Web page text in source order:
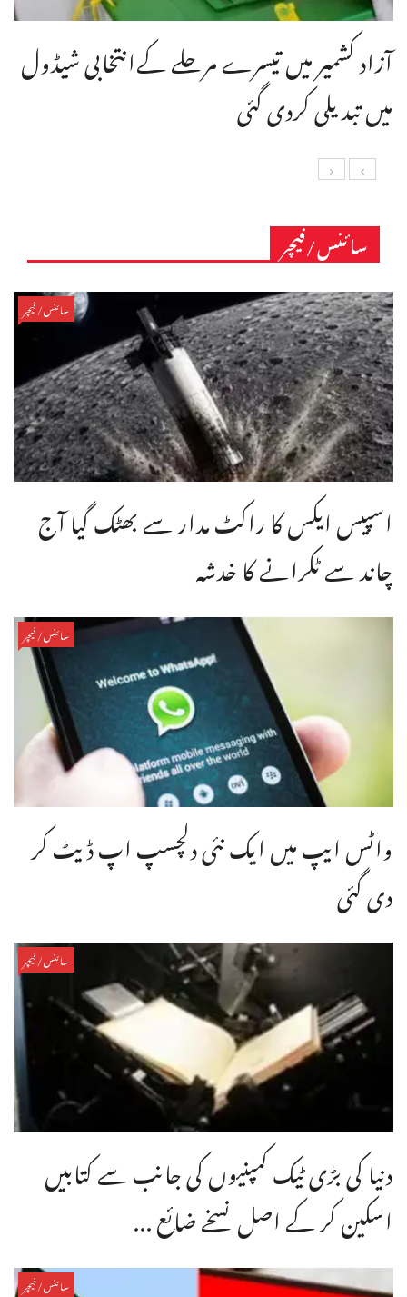
آزاد کشمیر میں تیسرے مرحلے کےانتخابی شیڈول
میں تبدیلی کردی گئی
سائنس/فیچر
سائنس/فیچر
اسپیس ایکس کا راکٹ مدار سے بھٹک گیا آج
چاند سے ٹکرانے کا خدشہ
سائنس/فیچر
واٹس ایپ میں ایک نئی دلچسپ اپ ڈیٹ کر
دی گئی
سائنس/فیچر
دنیا کی بڑی ٹیک کمپنیوں کی جانب سے کتابیں
اسکین کر کے اصل نسخے ضائع ...
سائنس/فیچر